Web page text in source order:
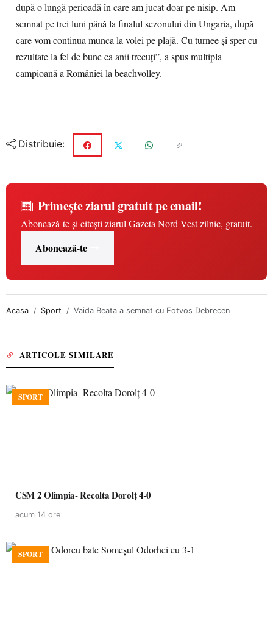
după o lungă perioadă în care am jucat doar pe nisip. Am
semnat pe trei luni până la finalul sezonului din Ungaria, după
care vom continua munca la volei pe plajă. Cu turnee și sper cu
rezultate la fel de bune ca anii trecuți”, a spus multipla
campioană a României la beachvolley.
Distribuie:
Primește ziarul gratuit pe email!
Abonează-te și citești ziarul Gazeta Nord-Vest zilnic, gratuit.
Abonează-te
Acasa Sport Vaida Beata a semnat cu Eotvos Debrecen
ARTICOLE SIMILARE
SPORT
CSM 2 Olimpia- Recolta Dorolț 4-0
acum 14 ore
SPORT